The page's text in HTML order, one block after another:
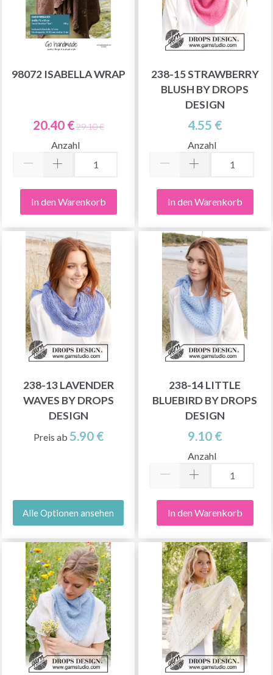
98072 ISABELLA WRAP
20.40 €29.10 €
Anzahl
In den Warenkorb
238-15 STRAWBERRY
BLUSH BY DROPS
DESIGN
4.55 €
Anzahl
In den Warenkorb
238-13 LAVENDER
WAVES BY DROPS
DESIGN
Preis ab 5.90 €
Alle Optionen ansehen
238-14 LITTLE
BLUEBIRD BY DROPS
DESIGN
9.10 €
Anzahl
In den Warenkorb